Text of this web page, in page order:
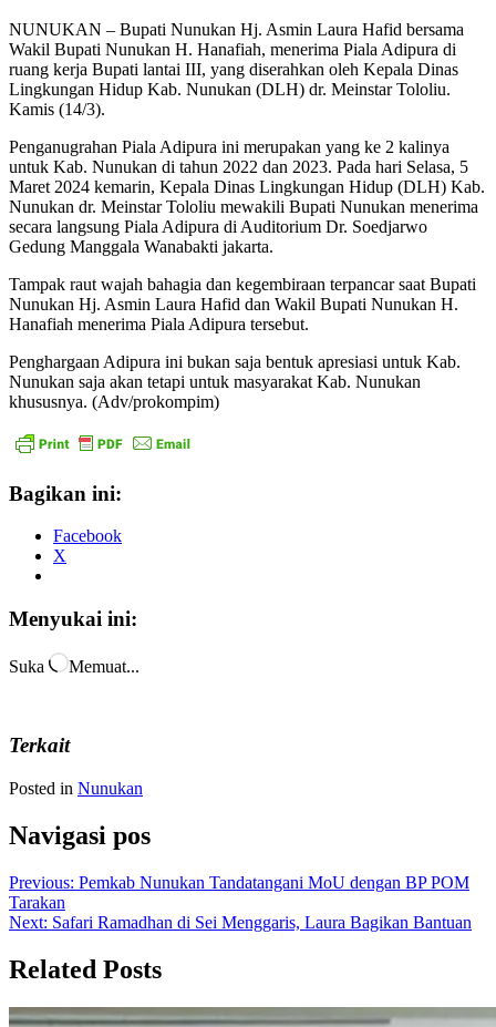
NUNUKAN – Bupati Nunukan Hj. Asmin Laura Hafid bersama
Wakil Bupati Nunukan H. Hanafiah, menerima Piala Adipura di
ruang kerja Bupati lantai III, yang diserahkan oleh Kepala Dinas
Lingkungan Hidup Kab. Nunukan (DLH) dr. Meinstar Tololiu.
Kamis (14/3).
Penganugrahan Piala Adipura ini merupakan yang ke 2 kalinya
untuk Kab. Nunukan di tahun 2022 dan 2023. Pada hari Selasa, 5
Maret 2024 kemarin, Kepala Dinas Lingkungan Hidup (DLH) Kab.
Nunukan dr. Meinstar Tololiu mewakili Bupati Nunukan menerima
secara langsung Piala Adipura di Auditorium Dr. Soedjarwo
Gedung Manggala Wanabakti jakarta.
Tampak raut wajah bahagia dan kegembiraan terpancar saat Bupati
Nunukan Hj. Asmin Laura Hafid dan Wakil Bupati Nunukan H.
Hanafiah menerima Piala Adipura tersebut.
Penghargaan Adipura ini bukan saja bentuk apresiasi untuk Kab.
Nunukan saja akan tetapi untuk masyarakat Kab. Nunukan
khususnya. (Adv/prokompim)
Bagikan ini:
Facebook
X
Menyukai ini:
Suka Memuat...
Terkait
Posted in Nunukan
Navigasi pos
Previous: Pemkab Nunukan Tandatangani MoU dengan BP POM
Tarakan
Next: Safari Ramadhan di Sei Menggaris, Laura Bagikan Bantuan
Related Posts